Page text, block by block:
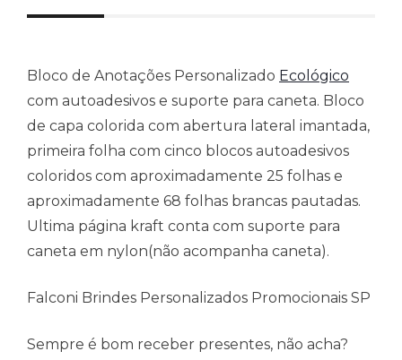
Bloco de Anotações Personalizado Ecológico
com autoadesivos e suporte para caneta. Bloco
de capa colorida com abertura lateral imantada,
primeira folha com cinco blocos autoadesivos
coloridos com aproximadamente 25 folhas e
aproximadamente 68 folhas brancas pautadas.
Ultima página kraft conta com suporte para
caneta em nylon(não acompanha caneta).
Falconi Brindes Personalizados Promocionais SP
Sempre é bom receber presentes, não acha?